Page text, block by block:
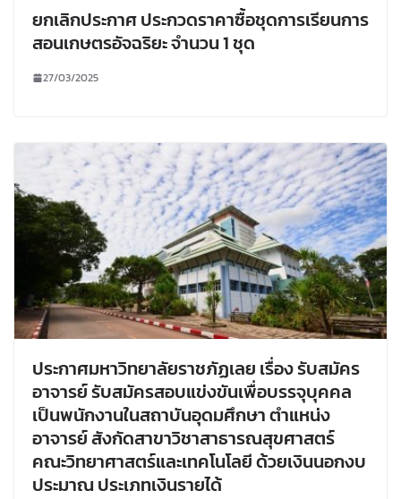
ยกเลิกประกาศ ประกวดราคาซื้อชุดการเรียนการ
สอนเกษตรอัจฉริยะ จำนวน 1 ชุด
27/03/2025
ประกาศมหาวิทยาลัยราชภัฏเลย เรื่อง รับสมัคร
อาจารย์ รับสมัครสอบแข่งขันเพื่อบรรจุบุคคล
เป็นพนักงานในสถาบันอุดมศึกษา ตำแหน่ง
อาจารย์ สังกัดสาขาวิชาสาธารณสุขศาสตร์
คณะวิทยาศาสตร์และเทคโนโลยี ด้วยเงินนอกงบ
ประมาณ ประเภทเงินรายได้